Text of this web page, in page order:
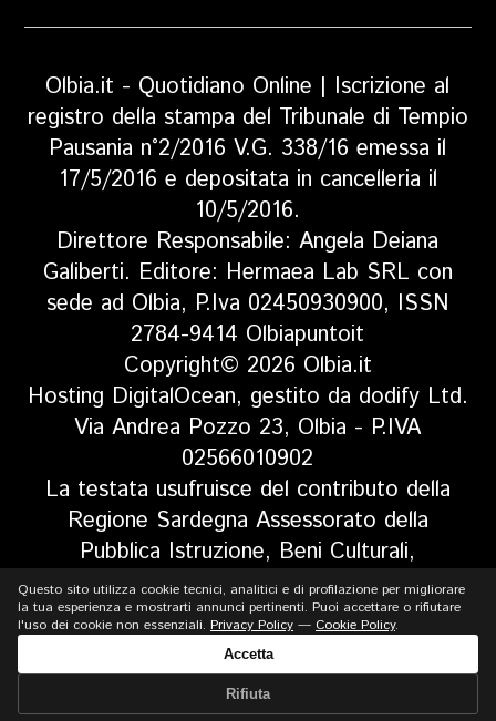
Olbia.it - Quotidiano Online | Iscrizione al
registro della stampa del Tribunale di Tempio
Pausania n°2/2016 V.G. 338/16 emessa il
17/5/2016 e depositata in cancelleria il
10/5/2016.
Direttore Responsabile: Angela Deiana
Galiberti. Editore: Hermaea Lab SRL con
sede ad Olbia, P.Iva 02450930900, ISSN
2784-9414 Olbiapuntoit
Copyright© 2026 Olbia.it
Hosting DigitalOcean, gestito da dodify Ltd.
Via Andrea Pozzo 23, Olbia - P.IVA
02566010902
La testata usufruisce del contributo della
Regione Sardegna Assessorato della
Pubblica Istruzione, Beni Culturali,
Informazione, Spettacolo e Sport. Legge
regionale 13 aprile 2017 n. 5, art 8 comma
13
Questo sito utilizza cookie tecnici, analitici e di profilazione per migliorare
la tua esperienza e mostrarti annunci pertinenti. Puoi accettare o rifiutare
l'uso dei cookie non essenziali. Privacy Policy — Cookie Policy.
Accetta
Rifiuta